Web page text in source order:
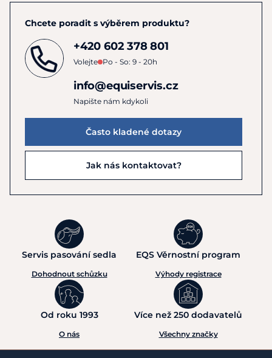
Chcete poradit s výběrem produktu?
+420 602 378 801
Volejte Po - So: 9 - 20h
info@equiservis.cz
Napište nám kdykoli
Často kladené dotazy
Jak nás kontaktovat?
Servis pasování sedla
Dohodnout schůzku
EQS Věrnostní program
Výhody registrace
Od roku 1993
O nás
Více než 250 dodavatelů
Všechny značky